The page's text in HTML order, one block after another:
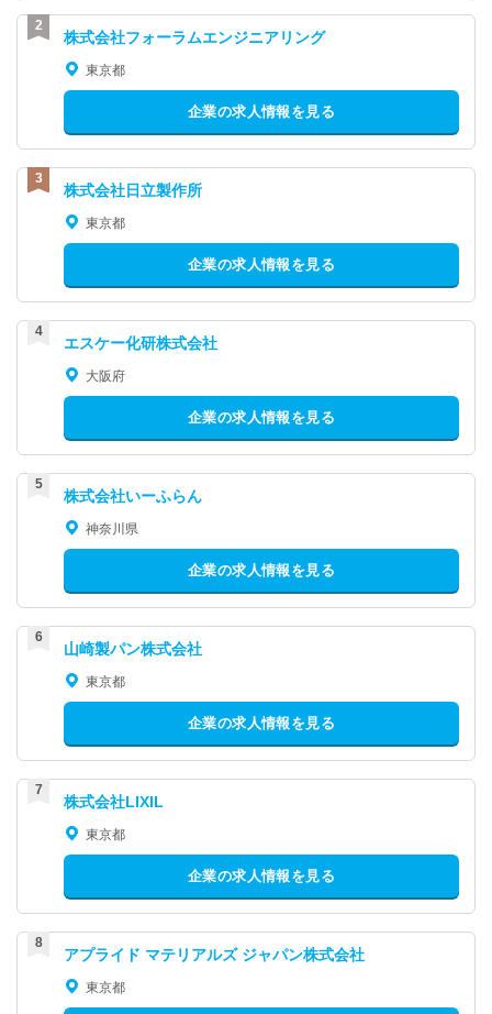
株式会社フォーラムエンジニアリング
東京都
企業の求人情報を見る
株式会社日立製作所
東京都
企業の求人情報を見る
エスケー化研株式会社
大阪府
企業の求人情報を見る
株式会社いーふらん
神奈川県
企業の求人情報を見る
山崎製パン株式会社
東京都
企業の求人情報を見る
株式会社LIXIL
東京都
企業の求人情報を見る
アプライド マテリアルズ ジャパン株式会社
東京都